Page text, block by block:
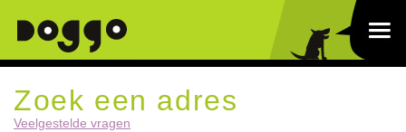
Zoek een adres
Veelgestelde vragen